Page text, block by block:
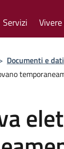
Servizi
Documenti e dati